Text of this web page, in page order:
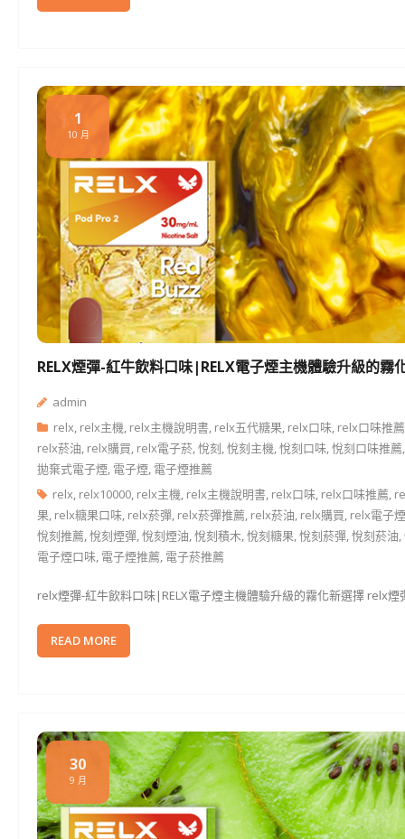
RELX煙彈-紅牛飲料口味|RELX電子煙主機體驗升級的霧
1
10 月
admin
relx, relx主機, relx主機說明書, relx五代糖果, relx口味, relx口味推薦
relx菸油, relx購買, relx電子菸,悅刻,悅刻主機,悅刻口味,悅刻口味推薦
拋棄式電子煙, 電子煙, 電子煙推薦
relx, relx10000, relx主機, relx主機說明書, relx口味, relx口味推薦,
果, relx糖果口味, relx菸彈, relx菸彈推薦, relx菸油, relx購買, relx電子煙
悅刻推薦,悅刻煙彈,悅刻煙油,悅刻積木,悅刻糖果,悅刻菸彈,悅刻菸油,
電子煙口味, 電子煙推薦, 電子菸推薦
relx煙彈-紅牛飲料口味|RELX電子煙主機體驗升級的霧化新選擇 relx
READ MORE
30
9 月